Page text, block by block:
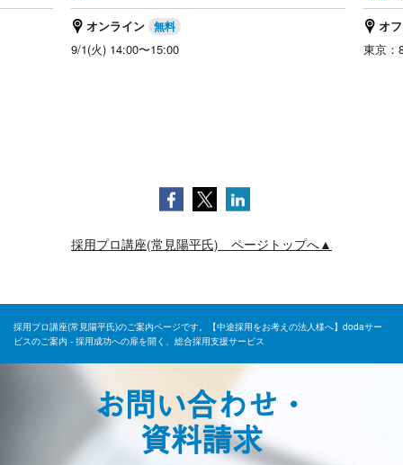
オンライン
9/1(火) 14:00〜15:00
オ
東京：
採用プロ講座(常見陽平氏) ページトップへ▲
採用プロ講座(常見陽平氏)のご案内ページです。【中途採用をお考えの法人様へ】dodaサー
ビスのご案内 - 採用成功への扉を開く、総合採用支援サービス
お問い合わせ・
資料請求